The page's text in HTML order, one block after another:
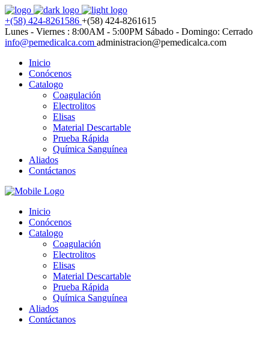
+(58) 424-8261586 +(58) 424-8261615
Lunes - Viernes : 8:00AM - 5:00PM Sábado - Domingo: Cerrado
info@pemedicalca.com administracion@pemedicalca.com
Inicio
Conócenos
Catalogo
Coagulación
Electrolitos
Elisas
Material Descartable
Prueba Rápida
Química Sanguínea
Aliados
Contáctanos
Inicio
Conócenos
Catalogo
Coagulación
Electrolitos
Elisas
Material Descartable
Prueba Rápida
Química Sanguínea
Aliados
Contáctanos